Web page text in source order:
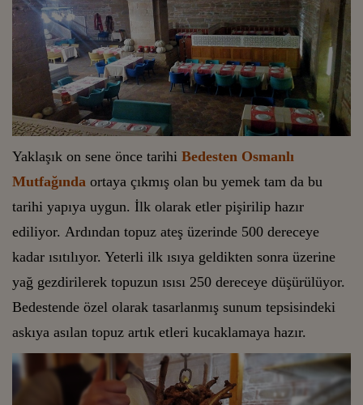
Yaklaşık on sene önce tarihi Bedesten Osmanlı
Mutfağında ortaya çıkmış olan bu yemek tam da bu
tarihi yapıya uygun. İlk olarak etler pişirilip hazır
ediliyor. Ardından topuz ateş üzerinde 500 dereceye
kadar ısıtılıyor. Yeterli ilk ısıya geldikten sonra üzerine
yağ gezdirilerek topuzun ısısı 250 dereceye düşürülüyor.
Bedestende özel olarak tasarlanmış sunum tepsisindeki
askıya asılan topuz artık etleri kucaklamaya hazır.